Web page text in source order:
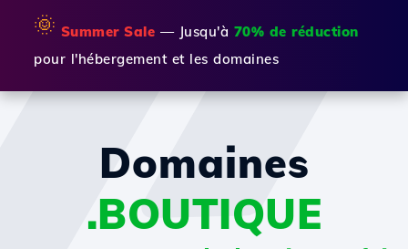
🌞 Summer Sale — Jusqu'à 70% de réduction
pour l'hébergement et les domaines
Domaines
.BOUTIQUE